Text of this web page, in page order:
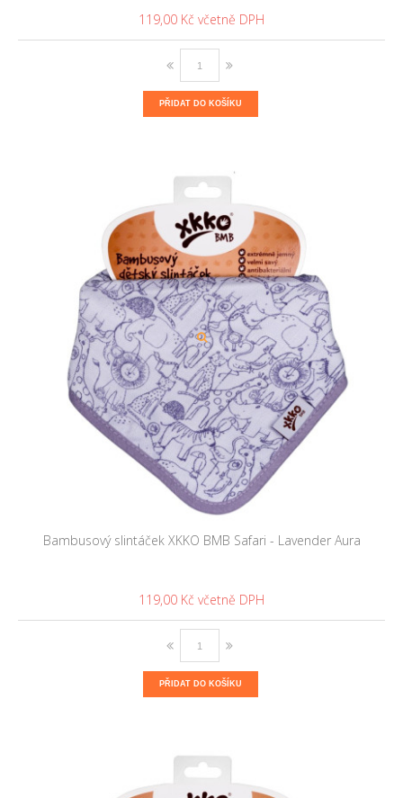
119,00 Kč
PŘIDAT DO KOŠÍKU
Bambusový slintáček XKKO BMB Safari - Lavender Aura
119,00 Kč
PŘIDAT DO KOŠÍKU